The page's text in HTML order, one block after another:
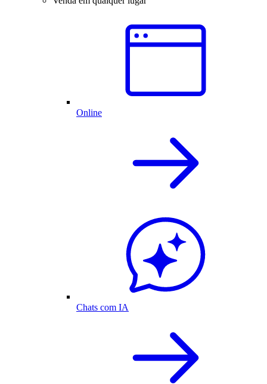
Online
Chats com IA